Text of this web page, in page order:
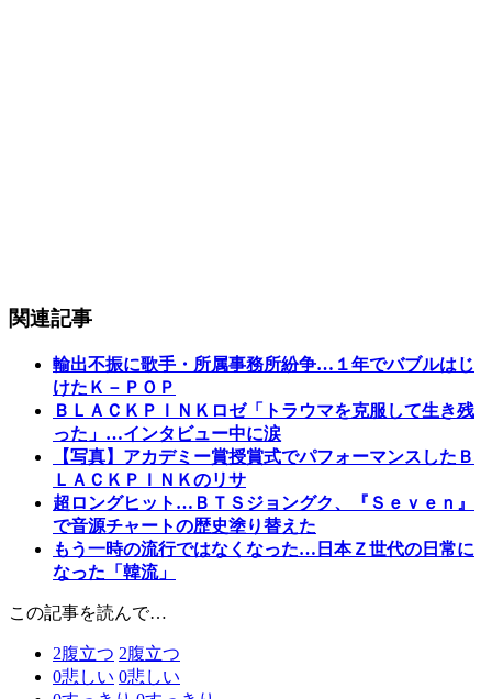
関連記事
輸出不振に歌手・所属事務所紛争…１年でバブルはじ
けたＫ－ＰＯＰ
ＢＬＡＣＫＰＩＮＫロゼ「トラウマを克服して生き残
った」…インタビュー中に涙
【写真】アカデミー賞授賞式でパフォーマンスしたＢ
ＬＡＣＫＰＩＮＫのリサ
超ロングヒット…ＢＴＳジョングク、『Ｓｅｖｅｎ』
で音源チャートの歴史塗り替えた
もう一時の流行ではなくなった…日本Ｚ世代の日常に
なった「韓流」
この記事を読んで…
2腹立つ 2腹立つ
0悲しい 0悲しい